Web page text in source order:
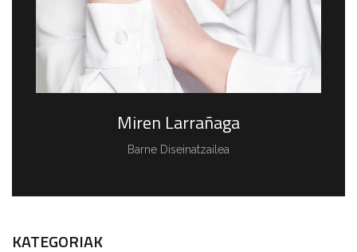
Miren Larrañaga
Barne Diseinatzailea
KATEGORIAK